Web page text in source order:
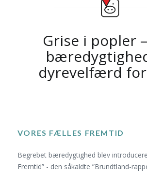
Grise i popler
dyrevelfærd
VORES FÆLLES FREMTID
Begrebet bæredygtighed blev
Fremtid” - den såkaldte ”Brundtland-